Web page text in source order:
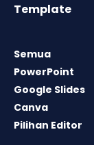
Template
Semua
PowerPoint
Google Slides
Canva
Pilihan Editor